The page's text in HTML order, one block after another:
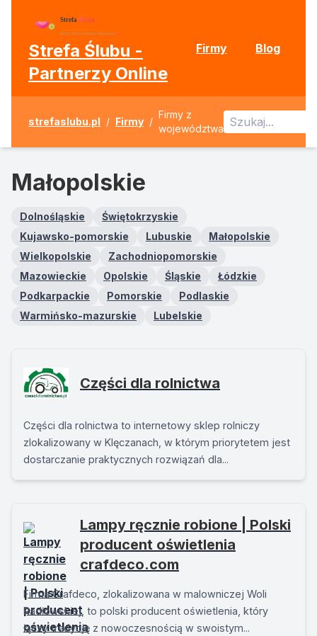
Strefa Ślubu -
Partnerzy Online
Firmy Blog
strefaslubu.pl / Firmy /
Firmy z
województwa
Małopolskie
Dolnośląskie
Świętokrzyskie
Kujawsko-pomorskie
Lubuskie
Małopolskie
Wielkopolskie
Zachodniopomorskie
Mazowieckie
Opolskie Śląskie
Łódzkie
Podkarpackie
Pomorskie
Podlaskie
Warmińsko-mazurskie
Lubelskie
Części dla rolnictwa
Części dla rolnictwa to internetowy sklep rolniczy
zlokalizowany w Klęczanach, w którym priorytetem jest
dostarczanie praktycznych rozwiązań dla...
Lampy ręcznie robione | Polski
producent oświetlenia
crafdeco.com
Firma Crafdeco, zlokalizowana w malowniczej Woli
Radłowskiej, to polski producent oświetlenia, który
łączy tradycję z nowoczesnością w swoistym...